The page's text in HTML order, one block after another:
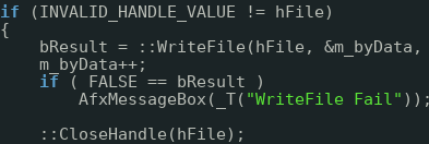
if
(INVALID_HANDLE_VALUE != hFile)
{
bResult = ::WriteFile(hFile, &m_byData,
m_byData++;
if
( FALSE == bResult )
AfxMessageBox(_T( "WriteFile Fail" ));
::CloseHandle(hFile);